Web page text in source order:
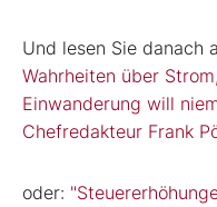
Und lesen Sie danach
Wahrheiten über
Einwanderung will
Chefredakteur Frank
oder: